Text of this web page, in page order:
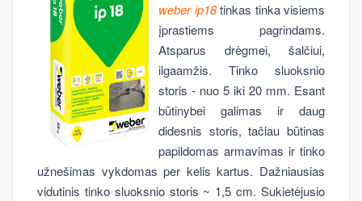
weber ip18tinkas tinka visiems
įprastiems pagrindams.
Atsparus drėgmei, šalčiui,
ilgaamžis. Tinko sluoksnio
storis - nuo 5 iki 20 mm. Esant
būtinybei galimas ir daug
didesnis storis, tačiau būtinas
papildomas armavimas ir tinko
užnešimas vykdomas per kelis kartus. Dažniausias
vidutinis tinko sluoksnio storis ~ 1,5 cm. Sukietėjusio